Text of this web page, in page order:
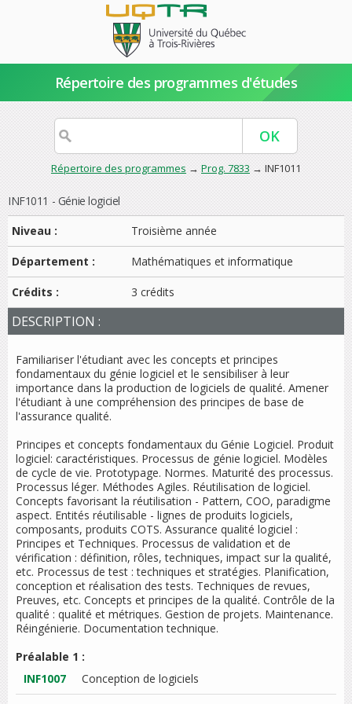
Répertoire des programmes d'études
Répertoire des programmes → Prog. 7833 → INF1011
INF1011 - Génie logiciel
Niveau :
Troisième année
Département : Mathématiques et informatique
Crédits : 3 crédits
DESCRIPTION :
Familiariser l'étudiant avec les concepts et principes
fondamentaux du génie logiciel et le sensibiliser à leur
importance dans la production de logiciels de qualité. Amener
l'étudiant à une compréhension des principes de base de
l'assurance qualité.
Principes et concepts fondamentaux du Génie Logiciel. Produit
logiciel: caractéristiques. Processus de génie logiciel. Modèles
de cycle de vie. Prototypage. Normes. Maturité des processus.
Processus léger. Méthodes Agiles. Réutilisation de logiciel.
Concepts favorisant la réutilisation - Pattern, COO, paradigme
aspect. Entités réutilisable - lignes de produits logiciels,
composants, produits COTS. Assurance qualité logiciel :
Principes et Techniques. Processus de validation et de
vérification : définition, rôles, techniques, impact sur la qualité,
etc. Processus de test : techniques et stratégies. Planification,
conception et réalisation des tests. Techniques de revues,
Preuves, etc. Concepts et principes de la qualité. Contrôle de la
qualité : qualité et métriques. Gestion de projets. Maintenance.
Réingénierie. Documentation technique.
Préalable 1 :
INF1007
Conception de logiciels